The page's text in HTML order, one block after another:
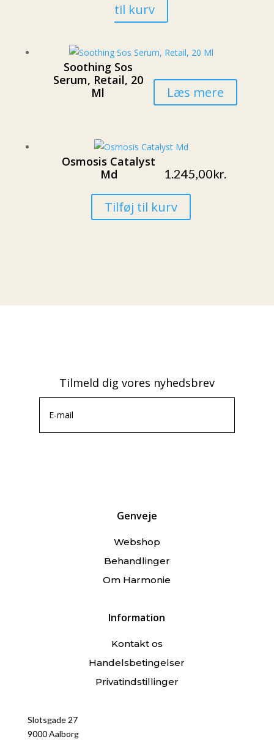
til kurv
Soothing Sos
Serum, Retail, 20
Ml
Læs mere
Osmosis Catalyst
Md
1.245,00kr.
Tilføj til kurv
Tilmeld dig vores nyhedsbrev
Genveje
Webshop
Behandlinger
Om Harmonie
Information
Kontakt os
Handelsbetingelser
Privatindstillinger
Slotsgade 27
9000 Aalborg